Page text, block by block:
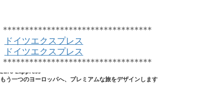
**********************************
ドイツエクスプレス
ドイツエクスプレス
**********************************
Euro Exppress
もう一つのヨーロッパへ、プレミアムな旅をデザインします